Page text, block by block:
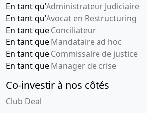
En tant qu'Administrateur Judiciaire
En tant qu'Avocat en Restructuring
En tant que Conciliateur
En tant que Mandataire ad hoc
En tant que Commissaire de justice
En tant que Manager de crise
Co-investir à nos côtés
Club Deal